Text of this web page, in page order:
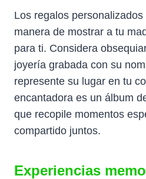
Los regalos
manera de mostrar a tu
para ti. Considera
joyería grabada con su
represente su lugar en tu
encantadora es un álbum
que recopile momentos
compartido juntos.
Experiencias